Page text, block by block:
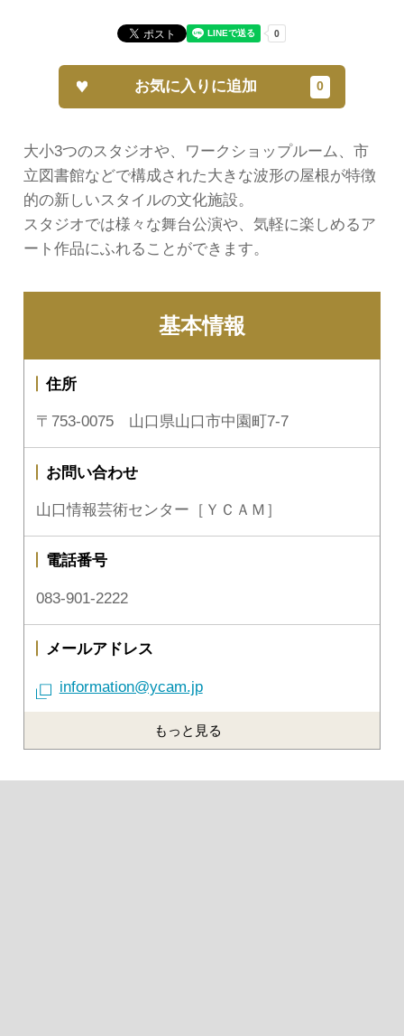
大小3つのスタジオや、ワークショップルーム、市
立図書館などで構成された大きな波形の屋根が特徴
的の新しいスタイルの文化施設。
スタジオでは様々な舞台公演や、気軽に楽しめるア
ート作品にふれることができます。
お気に入りに追加
基本情報
住所
〒753-0075 山口県山口市中園町7-7
お問い合わせ
山口情報芸術センター［ＹＣＡＭ］
電話番号
083-901-2222
メールアドレス
information@ycam.jp
もっと見る